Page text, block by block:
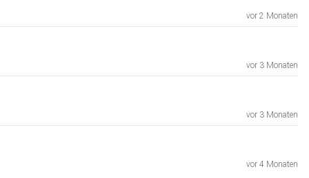
vor 2 Monaten
vor 3 Monaten
vor 3 Monaten
vor 4 Monaten